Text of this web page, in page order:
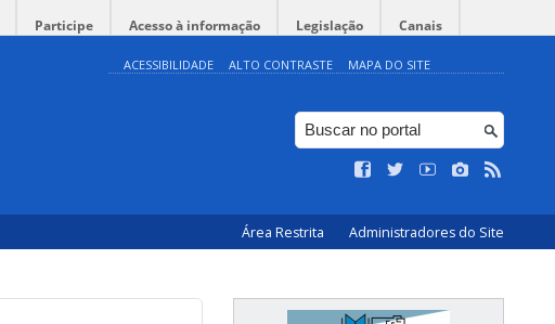
Participe Acesso à informação Legislação Canais
ACESSIBILIDADE ALTO CONTRASTE MAPA DO SITE
Área Restrita Administradores do Site